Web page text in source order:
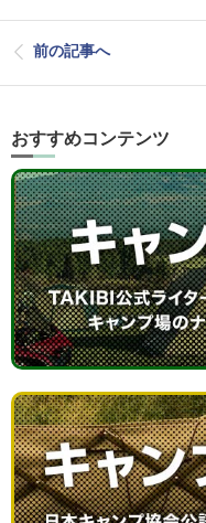
前の記事へ
おすすめコンテンツ